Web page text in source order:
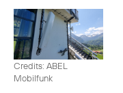
Credits: ABEL
Mobilfunk